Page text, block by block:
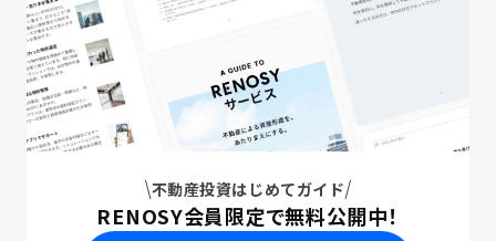
不動産投資はじめてガイド
RENOSY会員限定で無料公開中！